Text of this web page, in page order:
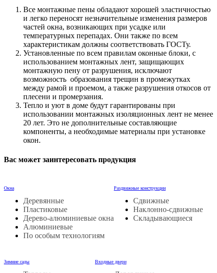
Все монтажные пены обладают хорошей эластичностью
и легко переносят незначительные изменения размеров
частей окна, возникающих при усадке или
температурных перепадах. Они также по всем
характеристикам должны соответствовать ГОСТу.
Установленные по всем правилам оконные блоки, с
использованием монтажных лент, защищающих
монтажную пену от разрушения, исключают
возможность образования трещин в промежутках
между рамой и проемом, а также разрушения откосов от
плесени и промерзания.
Тепло и уют в доме будут гарантированы при
использовании монтажных изоляционных лент не менее
20 лет. Это не дополнительные составляющие
компоненты, а необходимые материалы при установке
окон.
Вас может заинтересовать продукция
Окна
Деревянные
Пластиковые
Дерево-алюминиевые окна
Алюминиевые
По особым технологиям
Раздвижные конструкции
Сдвижные
Наклонно-сдвижные
Складывающиеся
Зимние сады Входные двери